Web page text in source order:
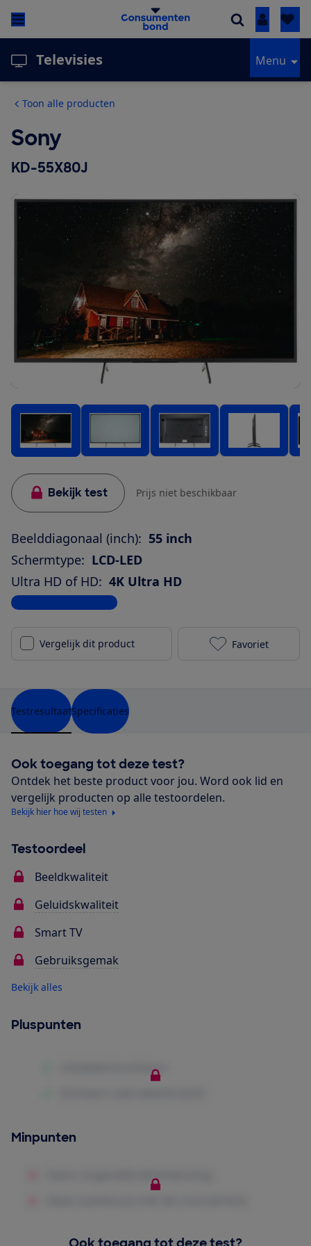
Inloggen
Televisies Menu
Toon alle producten
Sony
KD-55X80J
Bekijk test Prijs niet beschikbaar
Beelddiagonaal (inch): 55 inch
Schermtype: LCD-LED
Ultra HD of HD: 4K Ultra HD
Bekijk alle specificaties
Vergelijk dit product Sony KD-
Favoriet
TestresultaatSpecificaties
Ook toegang tot deze test?
Ontdek het beste product voor jou. Word ook lid en
vergelijk producten op alle testoordelen.
Bekijk hier hoe wij testen
Testoordeel
Beeldkwaliteit
Geluidskwaliteit
Smart TV
Gebruiksgemak
Bekijk alles
Pluspunten
Minpunten